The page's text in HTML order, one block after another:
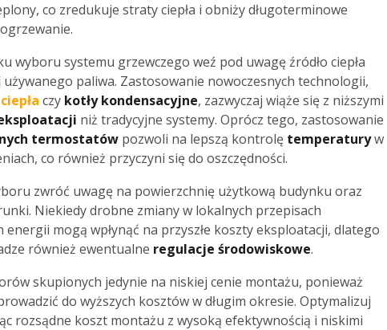
co zredukuje straty ciepła i obniży długoterminowe
wyboru systemu grzewczego weź pod uwagę źródło ciepła
paliwa. Zastosowanie nowoczesnych technologii,
czy kotły kondensacyjne, zazwyczaj wiąże się z niższymi
niż tradycyjne systemy. Oprócz tego, zastosowanie
termostatów pozwoli na lepszą kontrolę temperaturyw
co również przyczyni się do oszczędności.
zwróć uwagę na powierzchnię użytkową budynku oraz
Niekiedy drobne zmiany w lokalnych przepisach
energii mogą wpłynąć na przyszłe koszty eksploatacji, dlatego
również ewentualne regulacje środowiskowe.
skupionych jedynie na niskiej cenie montażu, ponieważ
do wyższych kosztów w długim okresie. Optymalizuj
rozsądne koszt montażu z wysoką efektywnością i niskimi